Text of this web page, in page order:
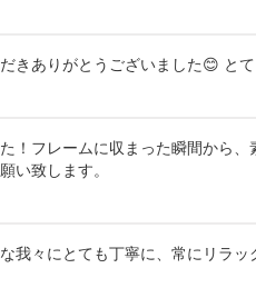
きありがとうございました😊 と
！フレームに収まった瞬間から
い致します。
我々にとても丁寧に、常にリラ